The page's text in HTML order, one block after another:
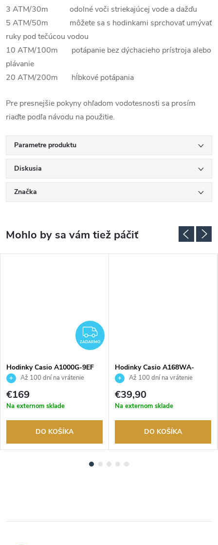
3 ATM/30m odolné voči striekajúcej vode a dažďu
5 ATM/50m môžete sa s hodinkami sprchovať umývať
ruky pod tečúcou vodou
10 ATM/100m potápanie bez dýchacieho prístroja alebo
plávanie
20 ATM/200m hĺbkové potápania
Pre presnejšie pokyny ohľadom vodotesnosti sa prosím
riaďte podľa návodu na použitie.
Parametre produktu
Diskusia
Značka
ZADARMO
ZADARMO
Hodinky Casio A1000G-9EF
Až 100 dní na vrátenie
tovaru. Autorizovaný predajca.
€169
Na externom sklade
DO KOŠÍKA
Hodinky Casio A168WA-
3AYESAž 100 dní na vrátenie
tovaru. Autorizovaný predajca.
€39,90
Na externom sklade
DO KOŠÍKA